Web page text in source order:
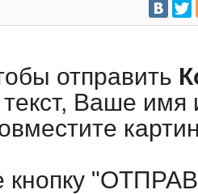
отправить
Ваше имя
кнопку